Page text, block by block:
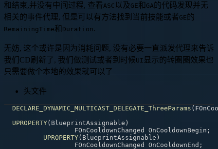
和结束,并没有中间过程, 查看ASC 以及 GE和 GA的代码发现并无
相关的事件代理, 但是可以有方法找到当前技能或者GE的
RemainingTime和 Duration.
无妨, 这个或许是因为消耗问题, 没有必要一直派发代理来告诉
我们CD刷新了, 我们做测试或者到时候UI 显示的转圈圈效果也
只需要做个本地的效果就可以了
头文件
DECLARE_DYNAMIC_MULTICAST_DELEGATE_ThreeParams (
UPROPERTY( BlueprintAssignable )
		FOnCooldownChanged OnCooldownBegin
;
UPROPERTY( BlueprintAssignable )
		FOnCooldownChanged OnCooldownEnd
;